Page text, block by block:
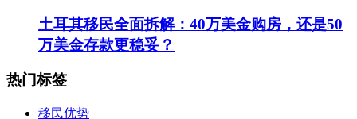
土耳其移民全面拆解：40万美金购房，还是50
万美金存款更稳妥？
热门标签
移民优势